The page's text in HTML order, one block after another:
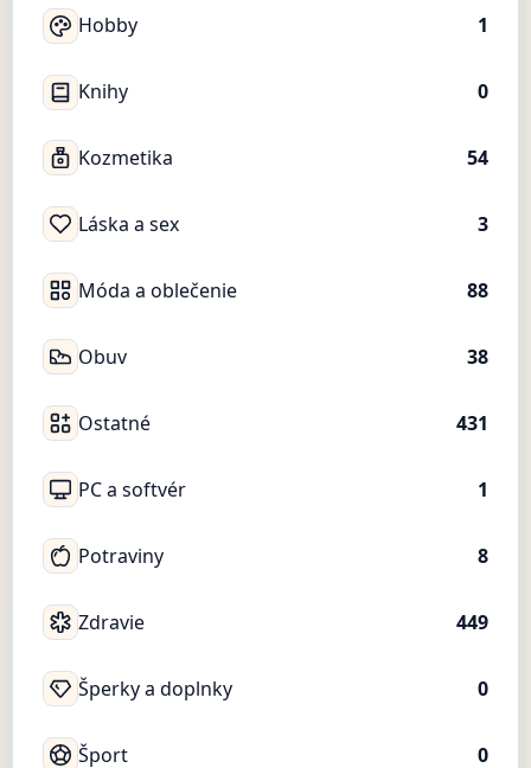
Hobby 1
Knihy 0
Kozmetika 54
Láska a sex 3
Móda a oblečenie 88
Obuv 38
Ostatné 431
PC a softvér 1
Potraviny 8
Zdravie 449
Šperky a doplnky 0
Šport 0